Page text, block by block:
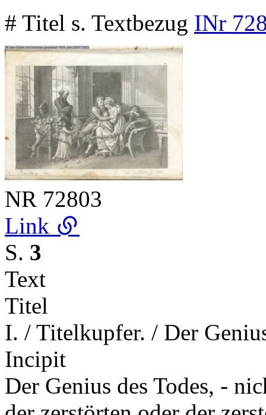
# Titel s. Textbezug INr
NR 72803
Link
S. 3
Text
Titel
I. / Titelkupfer. / Der
Incipit
Der Genius des Todes, -